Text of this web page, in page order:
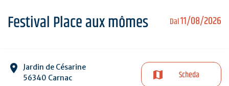
Dal11/08/2026
Festival Place aux mômes
Jardin de Césarine
56340 Carnac
Scheda